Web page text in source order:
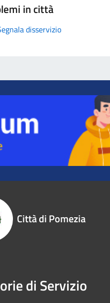
in città
disservizio
Città di Pomezia
di Servizio